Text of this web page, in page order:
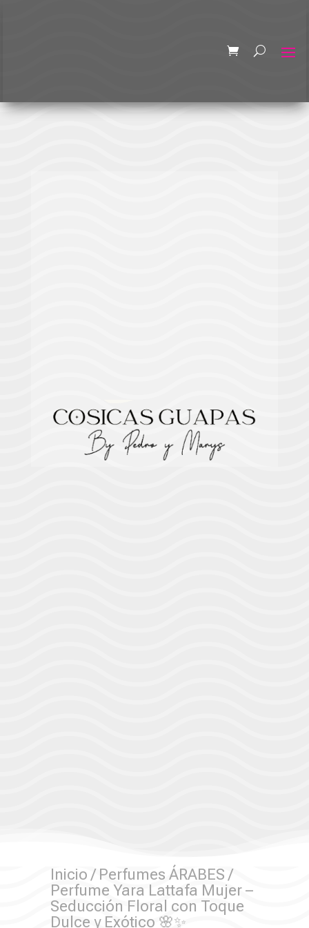
Inicio /Perfumes ÁRABES /
Perfume Yara Lattafa Mujer –
Seducción Floral con Toque
Dulce y Exótico 🌸✨